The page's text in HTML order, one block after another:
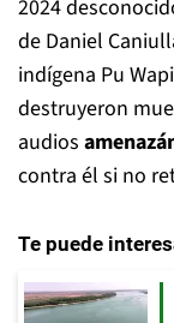
2024
de Daniel
indígena Pu
destruyeron
audios
contra él si no
Te puede